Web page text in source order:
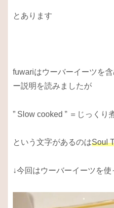
とあります
fuwariはウーバーイーツを
ー説明を読みましたが
” Slow cooked ” ＝じっくり
という文字があるのはSoul
↓今回はウーバーイーツを使